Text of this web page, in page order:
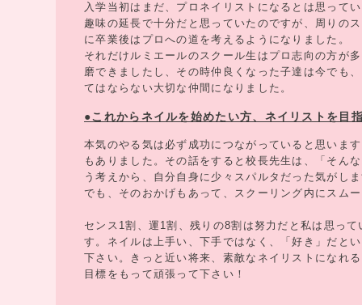
入学当初はまだ、プロネイリストになるとは思って
趣味の延長で十分だと思っていたのですが、周りの
に卒業後はプロへの道を考えるようになりました。
それだけルミエールのスクール生はプロ志向の方が
磨できましたし、その時仲良くなった子達は今でも
てはならない大切な仲間になりました。
●これからネイルを始めたい方、ネイリストを目
本気のやる気は必ず成功につながっていると思いま
もありました。その話をすると校長先生は、「そん
う考えから、自分自身に少々スパルタだった気がし
でも、そのおかげもあって、スクーリング内にスム
センス1割、運1割、残りの8割は努力だと私は思っ
す。ネイルは上手い、下手ではなく、「好き」だと
下さい。きっと近い将来、素敵なネイリストになれ
目標をもって頑張って下さい！